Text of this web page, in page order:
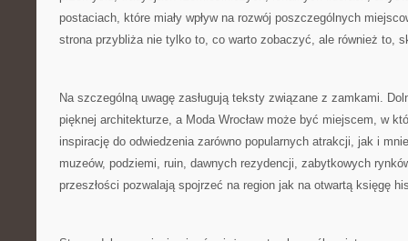
postaciach, które miały wpływ na rozwój poszczególnych
strona przybliża nie tylko to, co warto zobaczyć, ale również to,
Na szczególną uwagę zasługują teksty związane z zamkami.
pięknej architekturze, a Moda Wrocław może być miejscem, w
inspirację do odwiedzenia zarówno popularnych atrakcji, jak i
muzeów, podziemi, ruin, dawnych rezydencji, zabytkowych
przeszłości pozwalają spojrzeć na region jak na otwartą księgę